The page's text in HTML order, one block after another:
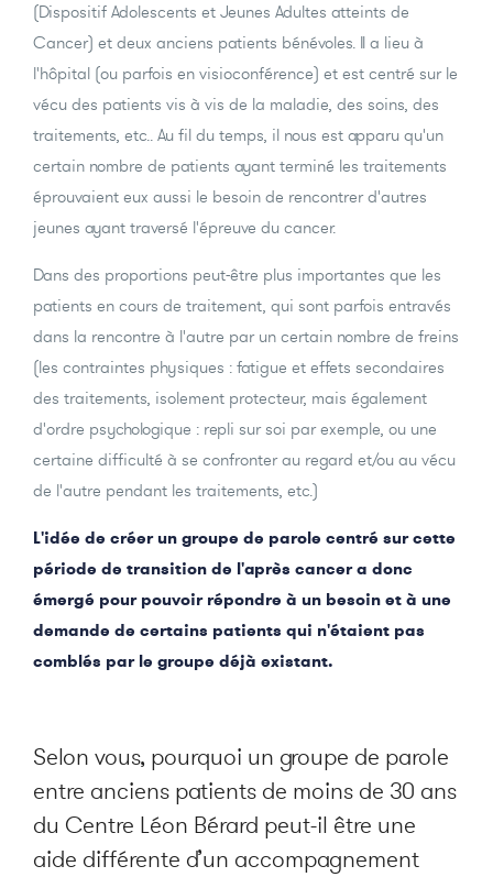
(Dispositif Adolescents et Jeunes Adultes atteints de
Cancer) et deux anciens patients bénévoles. Il a lieu à
l'hôpital (ou parfois en visioconférence) et est centré sur le
vécu des patients vis à vis de la maladie, des soins, des
traitements, etc.. Au fil du temps, il nous est apparu qu'un
certain nombre de patients ayant terminé les traitements
éprouvaient eux aussi le besoin de rencontrer d'autres
jeunes ayant traversé l'épreuve du cancer.
Dans des proportions peut-être plus importantes que les
patients en cours de traitement, qui sont parfois entravés
dans la rencontre à l'autre par un certain nombre de freins
(les contraintes physiques : fatigue et effets secondaires
des traitements, isolement protecteur, mais également
d'ordre psychologique : repli sur soi par exemple, ou une
certaine difficulté à se confronter au regard et/ou au vécu
de l'autre pendant les traitements, etc.)
L'idée de créer un groupe de parole centré sur cette
période de transition de l'après cancer a donc
émergé pour pouvoir répondre à un besoin et à une
demande de certains patients qui n'étaient pas
comblés par le groupe déjà existant.
Selon vous, pourquoi un groupe de parole
entre anciens patients de moins de 30 ans
du Centre Léon Bérard peut-il être une
aide différente d’un accompagnement